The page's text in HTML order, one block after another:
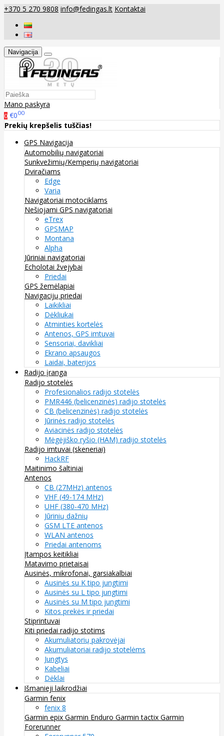
+370 5 270 9808 info@fedingas.lt Kontaktai
Navigacija
Mano paskyra
0 €000
Prekių krepšelis tuščias!
GPS Navigacija
Automobilių navigatoriai
Sunkvežimių/Kemperių navigatoriai
Dviračiams
Edge
Varia
Navigatoriai motociklams
Nešiojami GPS navigatoriai
eTrex
GPSMAP
Montana
Alpha
Jūriniai navigatoriai
Echolotai žvejybai
Priedai
GPS žemėlapiai
Navigacijų priedai
Laikikliai
Dėkliukai
Atminties kortelės
Antenos, GPS imtuvai
Sensoriai, davikliai
Ekrano apsaugos
Laidai, baterijos
Radijo įranga
Radijo stotelės
Profesionalios radijo stotelės
PMR446 (belicenzinės) radijo stotelės
CB (belicenzinės) radijo stotelės
Jūrinės radijo stotelės
Aviacinės radijo stotelės
Mėgėjiško ryšio (HAM) radijo stotelės
Radijo imtuvai (skeneriai)
HackRF
Maitinimo šaltiniai
Antenos
CB (27MHz) antenos
VHF (49-174 MHz)
UHF (380-470 MHz)
Jūrinių dažnių
GSM LTE antenos
WLAN antenos
Priedai antenoms
Įtampos keitikliai
Matavimo prietaisai
Ausinės, mikrofonai, garsiakalbiai
Ausinės su K tipo jungtimi
Ausinės su L tipo jungtimi
Ausinės su M tipo jungtimi
Kitos prekės ir priedai
Stiprintuvai
Kiti priedai radijo stotims
Akumuliatorių pakrovėjai
Akumuliatoriai radijo stotelėms
Jungtys
Kabeliai
Dėklai
Išmanieji laikrodžiai
Garmin fenix
fenix 8
Garmin epix Garmin Enduro Garmin tactix Garmin
Forerunner